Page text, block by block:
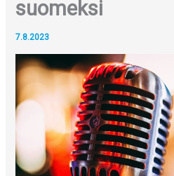
suomeksi
7.8.2023